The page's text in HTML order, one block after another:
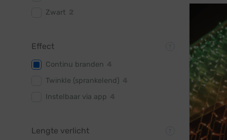
Zwart
Effect
Continu branden
Twinkle (sprankelend)
Instelbaar via app
Lengte verlicht